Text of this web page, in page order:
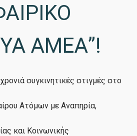
ΑΜΕΑ”!
συγκινητικές στιγμές στο
Ατόμων με Αναπηρία,
και Κοινωνικής